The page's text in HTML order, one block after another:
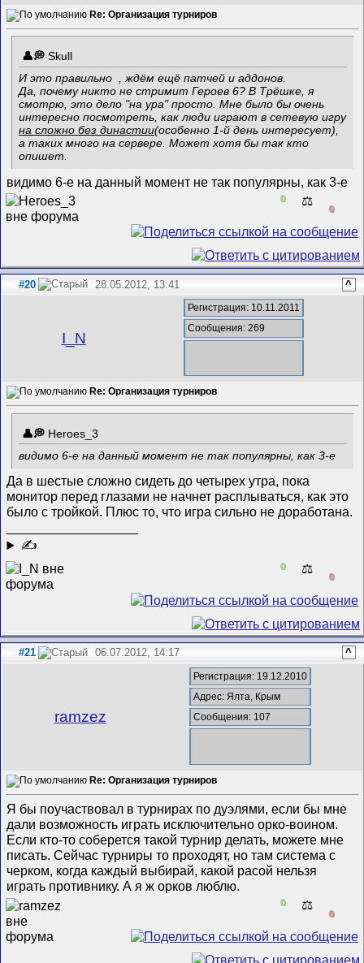
Re: Организация турниров
Skull
И это правильно
, ждём ещё патчей и аддонов.
Да, почему никто не стримит Героев 6? В Трёшке, я
смотрю, это дело "на ура" просто. Мне было бы очень
интересно посмотреть, как люди играют в сетевую игру
на сложно без династии(особенно 1-й день интересует),
а таких много на сервере. Может хотя бы так кто
опишет.
видимо 6-е на данный момент не так популярны, как 3-е
0 ⚖️
0
#20 28.05.2012, 13:41 ^
I_N
Регистрация: 10.11.2011
Сообщения: 269
Re: Организация турниров
Heroes_3
видимо 6-е на данный момент не так популярны, как 3-е
Да в шестые сложно сидеть до четырех утра, пока
монитор перед глазами не начнет расплываться, как это
было с тройкой. Плюс то, что игра сильно не доработана.
✍
0 ⚖️
0
#21 06.07.2012, 14:17 ^
ramzez
Регистрация: 19.12.2010
Адрес: Ялта, Крым
Сообщения: 107
Re: Организация турниров
Я бы поучаствовал в турнирах по дуэлями, если бы мне
дали возможность играть исключительно орко-воином.
Если кто-то соберется такой турнир делать, можете мне
писать. Сейчас турниры то проходят, но там система с
черком, когда каждый выбирай, какой расой нельзя
играть противнику. А я ж орков люблю.
0 ⚖️
0